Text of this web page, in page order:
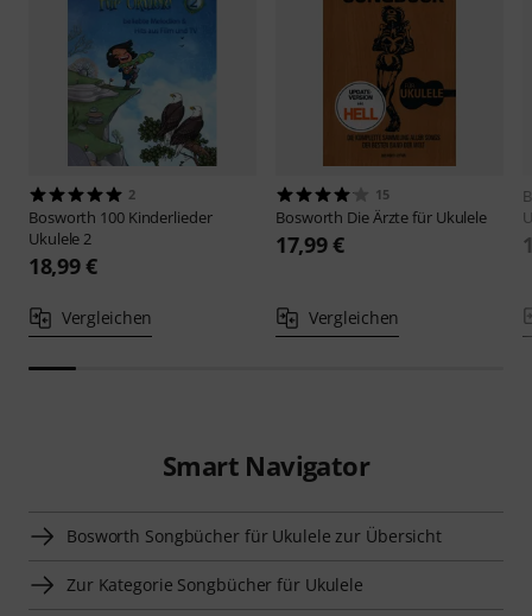
2
Bosworth 100 Kinderlieder
Ukulele 2
18,99 €
Vergleichen
15
Bosworth Die Ärzte für Ukulele
17,99 €
Vergleichen
Smart Navigator
Bosworth Songbücher für Ukulele zur Übersicht
Zur Kategorie Songbücher für Ukulele